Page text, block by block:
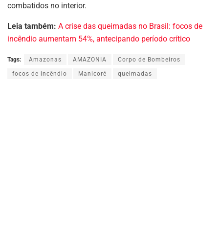
combatidos no interior.
Leia também: A crise das queimadas no Brasil: focos de
incêndio aumentam 54%, antecipando período crítico
Tags: Amazonas AMAZONIA Corpo de Bombeiros
focos de incêndio Manicoré queimadas